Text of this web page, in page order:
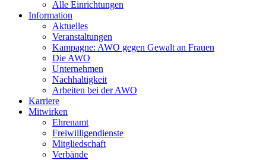
Alle Einrichtungen
Information
Aktuelles
Veranstaltungen
Kampagne: AWO gegen Gewalt an Frauen
Die AWO
Unternehmen
Nachhaltigkeit
Arbeiten bei der AWO
Karriere
Mitwirken
Ehrenamt
Freiwilligendienste
Mitgliedschaft
Verbände